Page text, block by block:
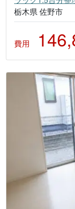
栃木県 佐野市
費用